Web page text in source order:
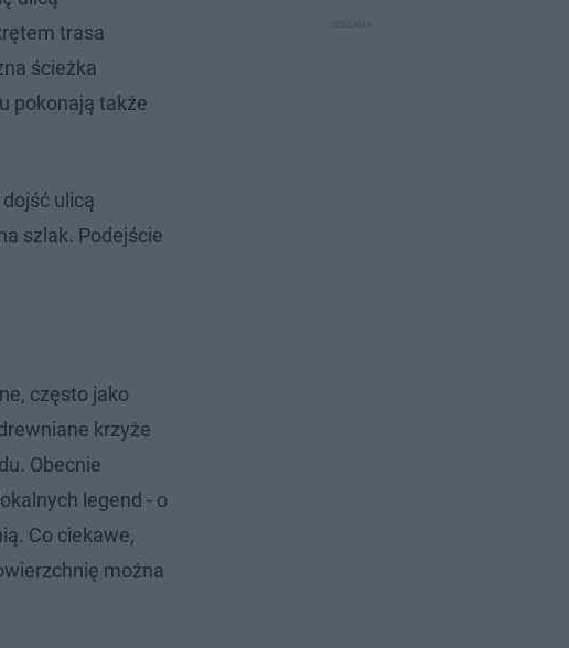
trasa
ścieżka
pokonają także
ulicą
szlak. Podejście
często jako
krzyże
Obecnie
legend - o
Co ciekawe,
można